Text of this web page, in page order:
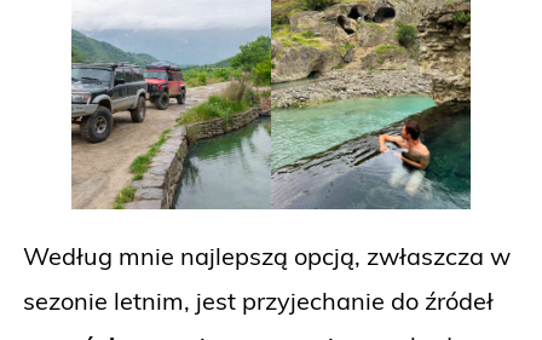
Według mnie najlepszą opcją, zwłaszcza w
sezonie letnim, jest przyjechanie do źródeł